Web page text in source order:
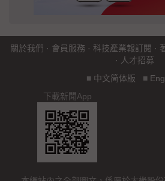
關於我們 · 會員服務 · 科技產業報訂閱 ·
· 人才招募
■ 中文简体版 ■
下載新聞App